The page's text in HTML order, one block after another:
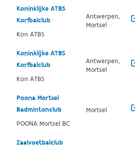
Koninklijke ATBS
Korfbalclub
Kon ATBS
Antwerpen,
Mortsel
Koninklijke ATBS
Korfbalclub
Kon ATBS
Antwerpen,
Mortsel
Poona Mortsel
Badmintonclub
POONA Mortsel BC
Mortsel
Zaalvoetbalclub